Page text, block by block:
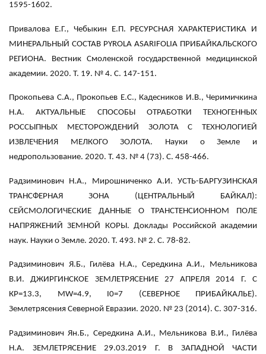
1595-1602.
Привалова Е.Г., Чебыкин Е.П. РЕСУРСНАЯ ХАРАКТЕРИСТИКА И
МИНЕРАЛЬНЫЙ СОСТАВ PYROLA ASARIFOLIA ПРИБАЙКАЛЬСКОГО
РЕГИОНА. Вестник Смоленской государственной медицинской
академии. 2020. Т. 19. № 4. С. 147-151.
Прокопьева С.А., Прокопьев Е.С., Кадесников И.В., Черимичкина
Н.А. АКТУАЛЬНЫЕ СПОСОБЫ ОТРАБОТКИ ТЕХНОГЕННЫХ
РОССЫПНЫХ МЕСТОРОЖДЕНИЙ ЗОЛОТА С ТЕХНОЛОГИЕЙ
ИЗВЛЕЧЕНИЯ МЕЛКОГО ЗОЛОТА. Науки о Земле и
недропользование. 2020. Т. 43. № 4 (73). С. 458-466.
Радзиминович Н.А., Мирошниченко А.И. УСТЬ-БАРГУЗИНСКАЯ
ТРАНСФЕРНАЯ ЗОНА (ЦЕНТРАЛЬНЫЙ БАЙКАЛ):
СЕЙСМОЛОГИЧЕСКИЕ ДАННЫЕ О ТРАНСТЕНСИОННОМ ПОЛЕ
НАПРЯЖЕНИЙ ЗЕМНОЙ КОРЫ. Доклады Российской академии
наук. Науки о Земле. 2020. Т. 493. № 2. С. 78-82.
Радзиминович Я.Б., Гилёва Н.А., Середкина А.И., Мельникова
В.И. ДЖИРГИНСКОЕ ЗЕМЛЕТРЯСЕНИЕ 27 АПРЕЛЯ 2014 Г. С
КР=13.3, MW=4.9, I0=7 (СЕВЕРНОЕ ПРИБАЙКАЛЬЕ).
Землетрясения Северной Евразии. 2020. № 23 (2014). С. 307-316.
Радзиминович Ян.Б., Середкина А.И., Мельникова В.И., Гилёва
Н.А. ЗЕМЛЕТРЯСЕНИЕ 29.03.2019 Г. В ЗАПАДНОЙ ЧАСТИ